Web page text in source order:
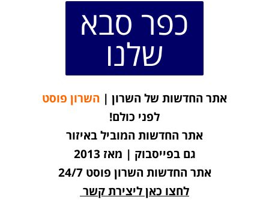
כפר סבא
שלנו
אתר החדשות של השרון | השרון פוסט
לפני כולם!
אתר החדשות המוביל באיזור
גם בפייסבוק | מאז 2013
אתר החדשות השרון פוסט 24/7
לחצו כאן ליצירת קשר